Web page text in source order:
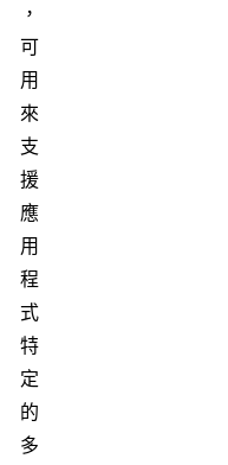
，
可
用
來
支
援
應
用
程
式
特
定
的
多